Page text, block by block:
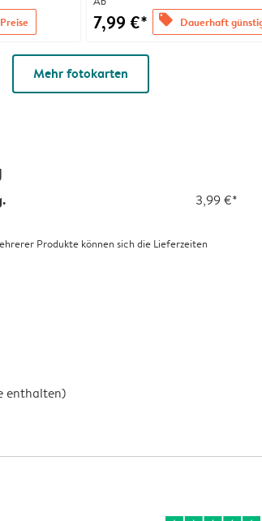
7,99 €* offers Dauerhaft
Mehr fotokarten
3,99 €*
Produkte können sich die Lieferzeiten
enthalten)